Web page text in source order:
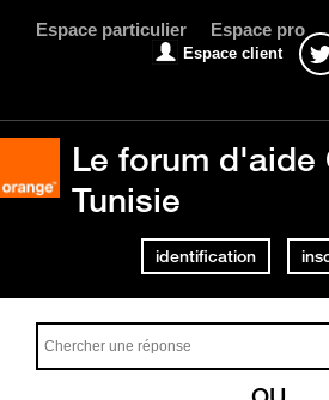
Espace particulier Espace pro
Espace client
Le forum d'aide
Tunisie
identification